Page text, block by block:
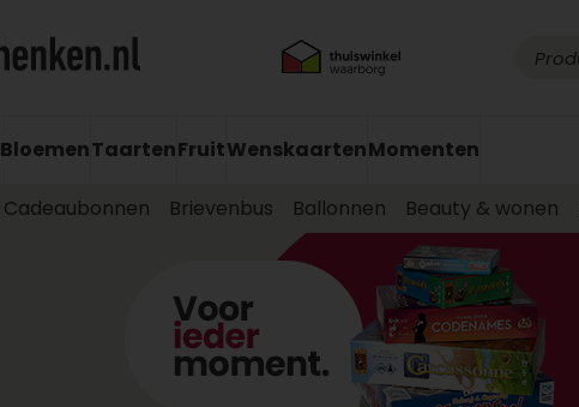
BloemenTaartenFruitWenskaartenMomenten
Cadeaubonnen Brievenbus Ballonnen Beauty & wonen